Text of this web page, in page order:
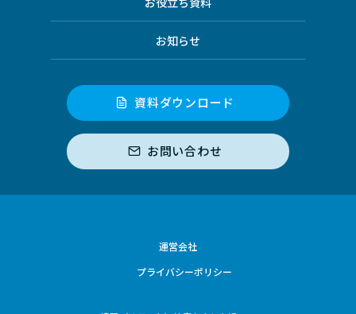
お知らせ
資料ダウンロード
お問い合わせ
運営会社
プライバシーポリシー